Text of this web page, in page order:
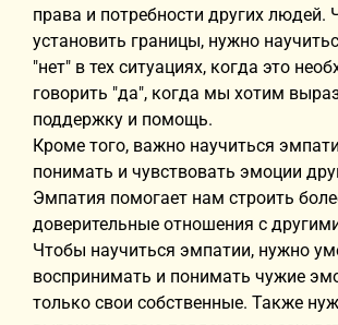
права и потребности других людей.
установить границы, нужно
"нет" в тех ситуациях, когда это
говорить "да", когда мы хотим
поддержку и помощь.
Кроме того, важно научиться
понимать и чувствовать эмоции
Эмпатия помогает нам строить
доверительные отношения с
Чтобы научиться эмпатии, нужно
воспринимать и понимать чужие
только свои собственные. Также